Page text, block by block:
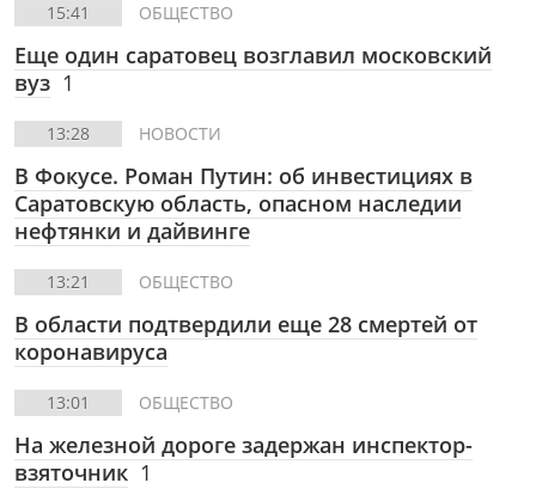
15:41 ОБЩЕСТВО
Еще один саратовец возглавил московский
вуз 1
13:28 НОВОСТИ
В Фокусе. Роман Путин: об инвестициях в
Саратовскую область, опасном наследии
нефтянки и дайвинге
13:21 ОБЩЕСТВО
В области подтвердили еще 28 смертей от
коронавируса
13:01 ОБЩЕСТВО
На железной дороге задержан инспектор-
взяточник 1